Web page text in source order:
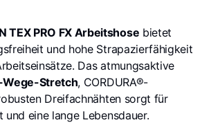
TEX PRO FX Arbeitshose bietet
und hohe Strapazierfähigkeit
Das atmungsaktive
Wege-Stretch, CORDURA®-
Dreifachnähten sorgt für
eine lange Lebensdauer.